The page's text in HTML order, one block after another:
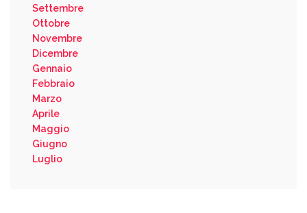
Settembre
Ottobre
Novembre
Dicembre
Gennaio
Febbraio
Marzo
Aprile
Maggio
Giugno
Luglio